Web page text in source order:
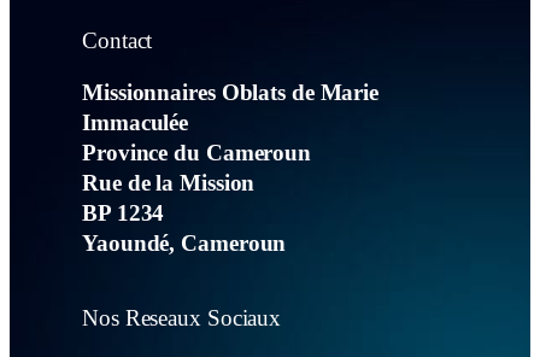
Contact
Missionnaires Oblats de Marie
Immaculée
Province du Cameroun
Rue de la Mission
BP 1234
Yaoundé, Cameroun
Nos Reseaux Sociaux